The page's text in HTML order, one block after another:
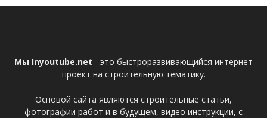
Мы Inyoutube.net - это быстроразвивающийся интернет
проект на строительную тематику.
Основой сайта являются строительные статьи,
фотографии работ и в будущем, видео инструкции, с